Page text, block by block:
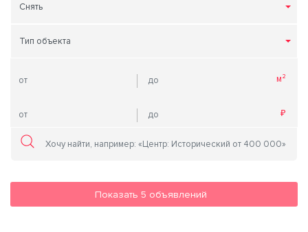
Снять
Тип объекта
Показать 5 объявлений